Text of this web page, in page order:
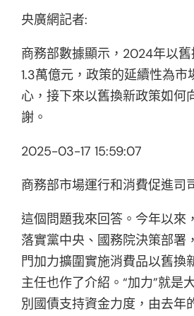
央廣網記者:
商務部數據顯示，2024年以
1.3萬億元，政策的延續性為市
心，接下來以舊換新政策如何
謝。
2025-03-17 15:59:07
商務部市場運行和消費促進司
這個問題我來回答。今年以來
落實黨中央、國務院決策部署
門加力擴圍實施消費品以舊換
主任也作了介紹。“加力”就是
別國債支持資金力度，由去年